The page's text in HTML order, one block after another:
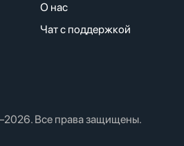
О нас
Чат с поддержкой
Все права защищены.